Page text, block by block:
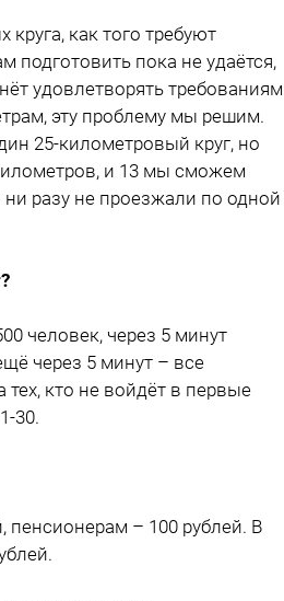
как того требуют
подготовить пока не удаётся,
удовлетворять требованиям
эту проблему мы решим.
25-километровый круг, но
и 13 мы сможем
ни разу не проезжали по одной
человек, через 5 минут
через 5 минут – все
кто не войдёт в первые
30.
пенсионерам – 100 рублей. В